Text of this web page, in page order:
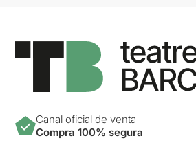
Canal oficial de venta
Compra 100% segura